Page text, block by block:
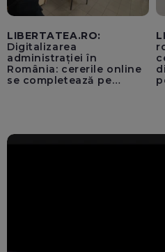
LIBERTATEA.RO:
Digitalizarea
administrației în
România: cererile online
se completează pe